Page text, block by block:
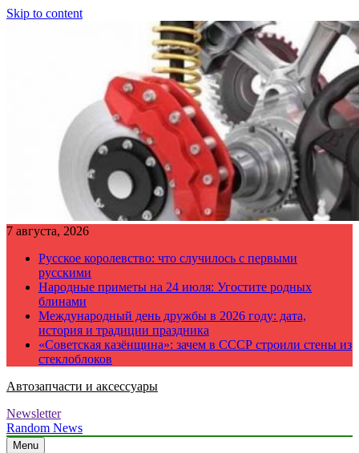
Skip to content
7 августа, 2026
Русское королевство: что случилось с первыми
русскими
Народные приметы на 24 июля: Угостите родных
блинами
Международный день дружбы в 2026 году: дата,
история и традиции праздника
«Советская казёнщина»: зачем в СССР строили стены из
стеклоблоков
Автозапчасти и аксессуары
Newsletter
Random News
Menu